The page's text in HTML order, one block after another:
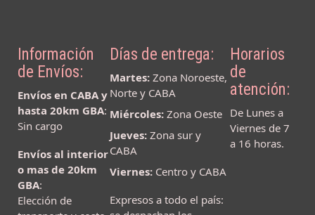
Información
de Envíos:
Envíos en CABA y
hasta 20km GBA:
Sin cargo
Envíos al interior
o mas de 20km
GBA:
Elección de
Días de entrega:
Martes:Zona Noroeste,
Norte y CABA
Miércoles:Zona Oeste
Jueves:Zona sur y
CABA
Viernes:Centro y CABA
Expresos a todo el país:
Horarios
de
atención:
De Lunes a
Viernes de 7
a 16 horas.